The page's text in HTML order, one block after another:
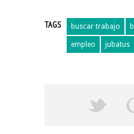
TAGS buscar trabajo
empleo jubatus